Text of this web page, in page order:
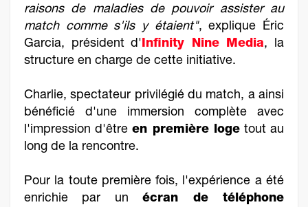
raisons de maladies de pouvoir assister au
match comme s'ils y étaient", explique Éric
Garcia, président d'Infinity Nine Media, la
structure en charge de cette initiative.
Charlie, spectateur privilégié du match, a ainsi
bénéficié d'une immersion complète avec
l'impression d'êtreen première logetout au
long de la rencontre.
Pour la toute première fois, l'expérience a été
enrichie par unécran de téléphone